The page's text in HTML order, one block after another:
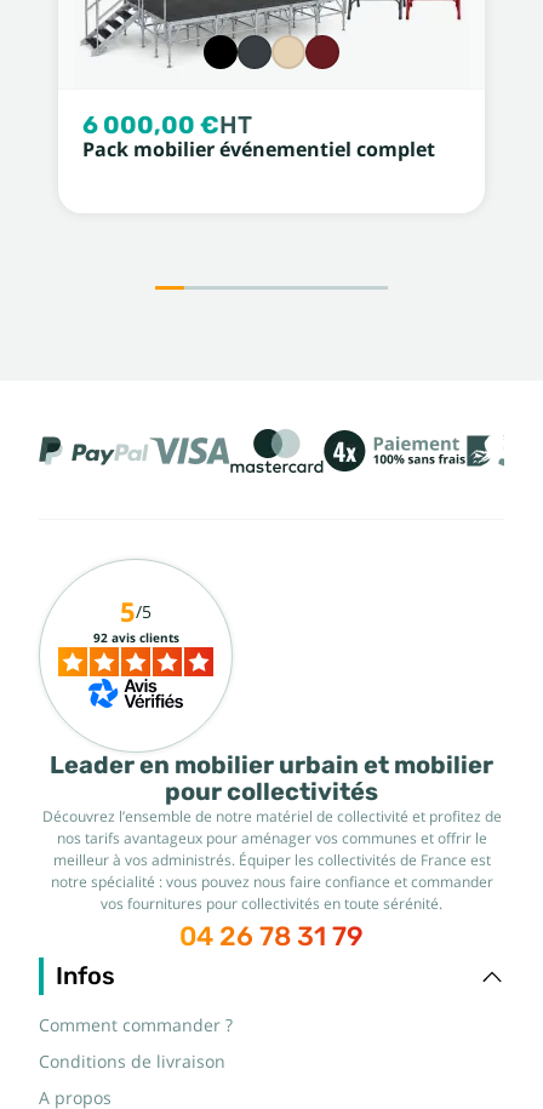
6 000,00 €HT
Pack mobilier événementiel complet
Leader en mobilier urbain et mobilier
pour collectivités
Découvrez l’ensemble de notre matériel de collectivité et profitez de
nos tarifs avantageux pour aménager vos communes et offrir le
meilleur à vos administrés. Équiper les collectivités de France est
notre spécialité : vous pouvez nous faire confiance et commander
vos fournitures pour collectivités en toute sérénité.
04 26 78 31 79
Infos
Comment commander ?
Conditions de livraison
A propos
5/5
92 avis clients